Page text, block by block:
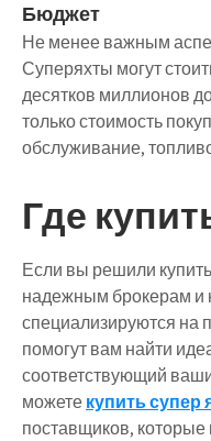
Бюджет
Не менее важным
Суперяхты могут
десятков миллионов
только стоимость
обслуживание,
Где
Если вы решили
надежным брокерам и
специализируются на
помогут вам найти
соответствующий
можетекупить супер
поставщиков,